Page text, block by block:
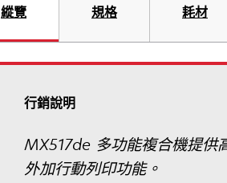
縱覽 規格 耗材
行銷說明
MX517de 多功能複合機提供
外加行動列印功能。